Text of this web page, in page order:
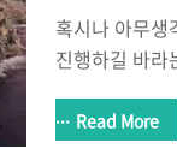
혹시나 아무생
진행하길 바라
사용하고 있었
Read More